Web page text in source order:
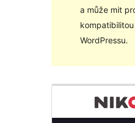
a může mit
WordPressu.